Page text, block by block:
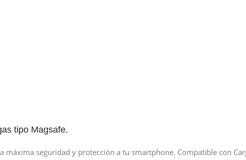
tipo Magsafe.
máxima seguridad y protección a tu smartphone. Compatible con